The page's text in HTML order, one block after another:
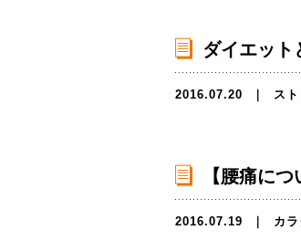
ダイエット
2016.07.20 ス
【腰痛につ
2016.07.19 カ